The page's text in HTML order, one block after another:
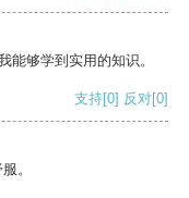
能够学到实用的知识。
支持[0] 反对[0]
。